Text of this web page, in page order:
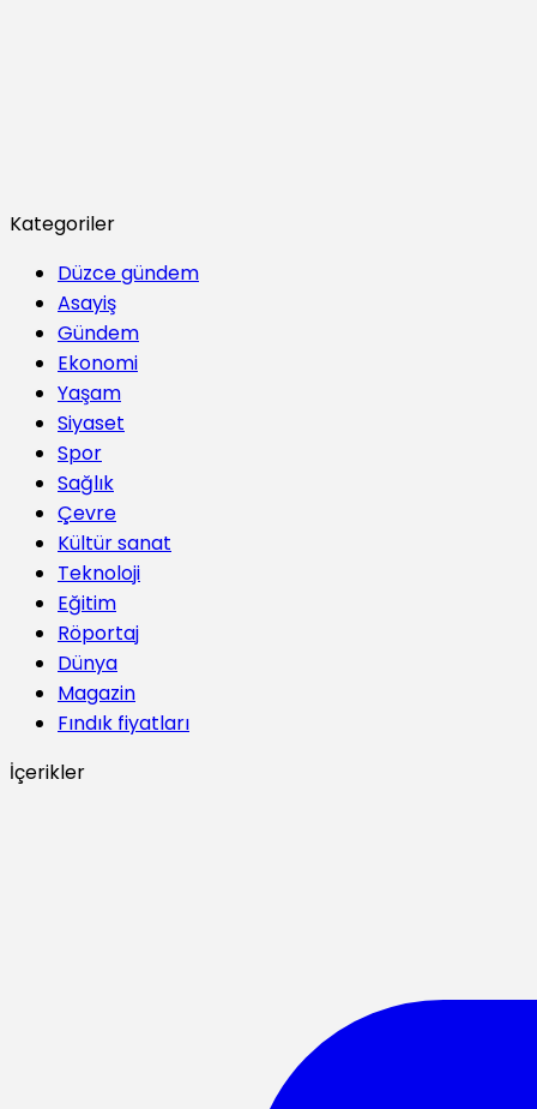
Kategoriler
Düzce gündem
Asayiş
Gündem
Ekonomi
Yaşam
Siyaset
Spor
Sağlık
Çevre
Kültür sanat
Teknoloji
Eğitim
Röportaj
Dünya
Magazin
Fındık fiyatları
İçerikler